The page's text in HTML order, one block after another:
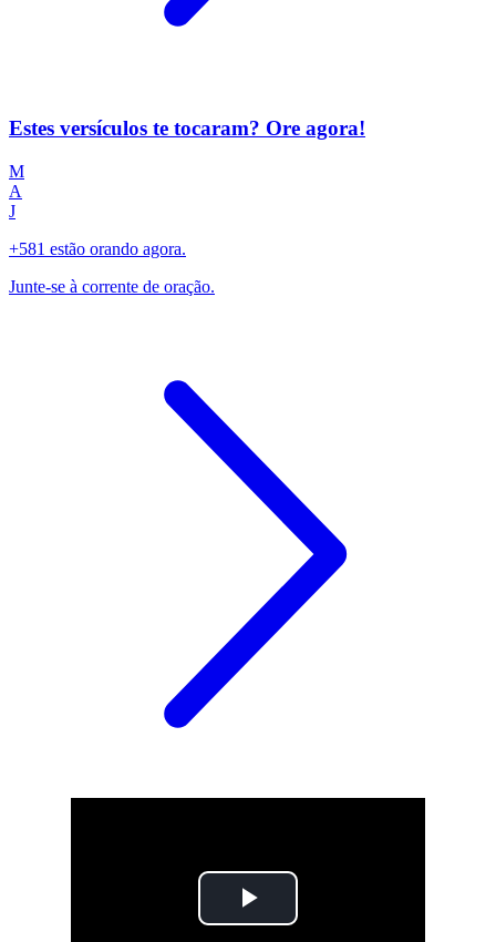
Estes versículos te tocaram? Ore agora!
M
A
J
+581 estão orando agora.
Junte-se à corrente de oração.